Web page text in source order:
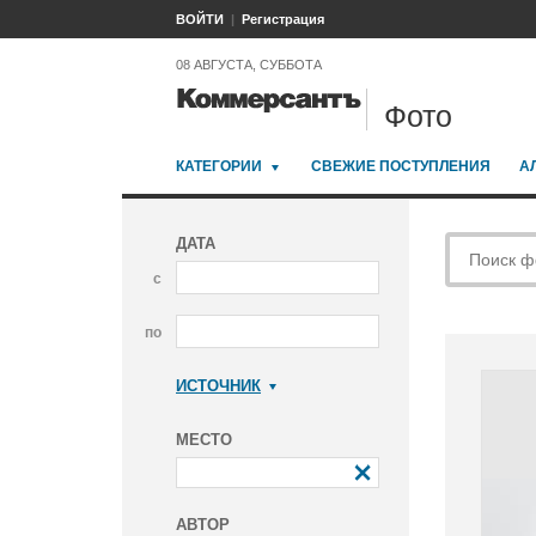
ВОЙТИ Регистрация
08 АВГУСТА, СУББОТА
Фото
КАТЕГОРИИ СВЕЖИЕ ПОСТУПЛЕНИЯ
ДАТА
с
по
ИСТОЧНИК
МЕСТО
АВТОР